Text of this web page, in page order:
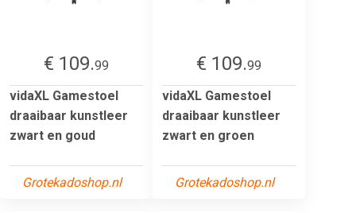
€ 109.99
vidaXL Gamestoel
draaibaar kunstleer
zwart en goud
Grotekadoshop.nl
€ 109.99
vidaXL Gamestoel
draaibaar kunstleer
zwart en groen
Grotekadoshop.nl